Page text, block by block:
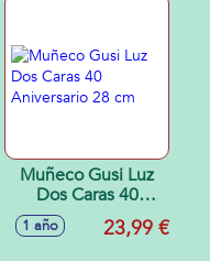
Muñeco Gusi Luz
Dos Caras 40
Aniversario 28 cm
1 año 23,99 €